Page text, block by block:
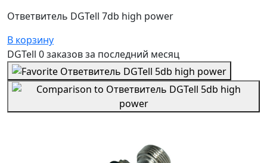
Ответвитель DGTell 7db high power
В корзину
DGTell 0 заказовза последний месяц